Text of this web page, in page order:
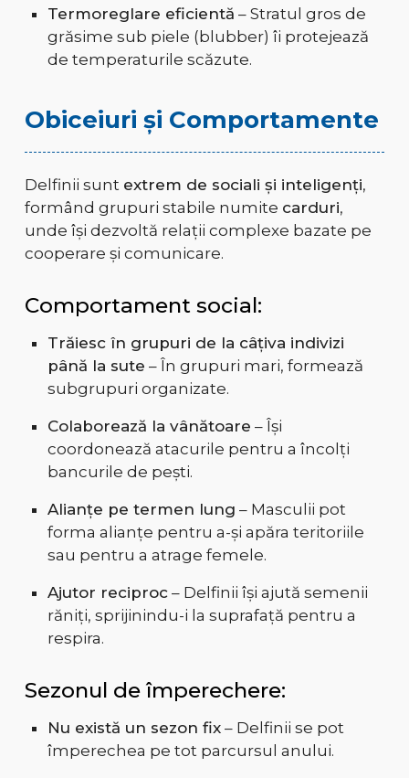
Termoreglare eficientă – Stratul gros de
grăsime sub piele (blubber) îi protejează
de temperaturile scăzute.
Obiceiuri și Comportamente
Delfinii sunt extrem de sociali și inteligenți,
formând grupuri stabile numite carduri,
unde își dezvoltă relații complexe bazate pe
cooperare și comunicare.
Comportament social:
Trăiesc în grupuri de la câțiva indivizi
până la sute – În grupuri mari, formează
subgrupuri organizate.
Colaborează la vânătoare – Își
coordonează atacurile pentru a încolți
bancurile de pești.
Alianțe pe termen lung – Masculii pot
forma alianțe pentru a-și apăra teritoriile
sau pentru a atrage femele.
Ajutor reciproc– Delfinii își ajută semenii
răniți, sprijinindu-i la suprafață pentru a
respira.
Sezonul de împerechere:
Nu există un sezon fix– Delfinii se pot
împerechea pe tot parcursul anului.